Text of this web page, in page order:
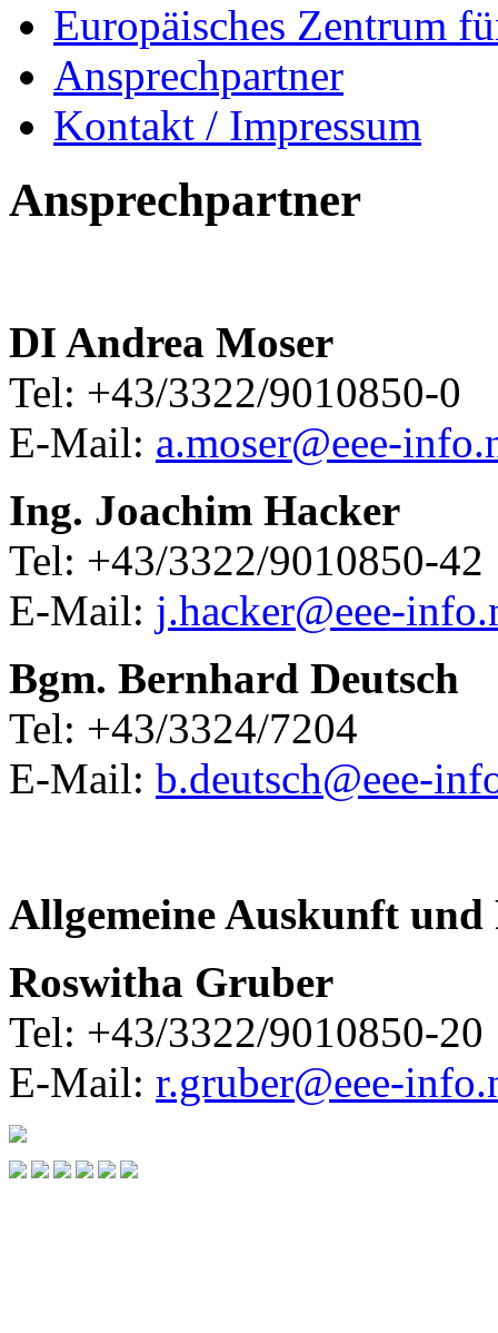
Europäisches Zentrum
Ansprechpartner
Kontakt / Impressum
Ansprechpartner
DI Andrea Moser
Tel: +43/3322/9010850-0
E-Mail: a.moser@eee-
Ing. Joachim Hacker
Tel: +43/3322/9010850-42
E-Mail: j.hacker@eee-
Bgm. Bernhard Deutsch
Tel: +43/3324/7204
E-Mail: b.deutsch@eee-
Allgemeine Auskunft
Roswitha Gruber
Tel: +43/3322/9010850-20
E-Mail: r.gruber@eee-